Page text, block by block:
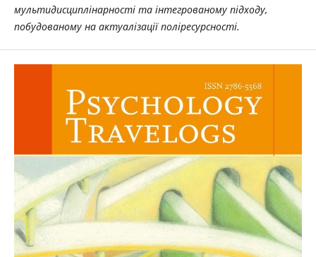
мультидисциплінарності та інтегрованому підходу,
побудованому на актуалізації поліресурсності.